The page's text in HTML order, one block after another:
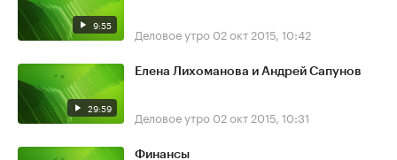
9:55 Деловое утро 02 окт 2015, 10:42
29:59
Елена Лихоманова и Андрей Сапунов
Деловое утро 02 окт 2015, 10:31
Финансы